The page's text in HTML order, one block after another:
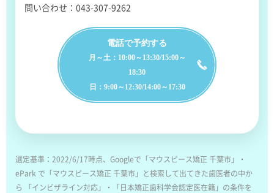
問い合わせ：043-307-9262
電話で予約する
月～土：10:00～13:30/15:00～
18:30
日：9:00～12:30/14:00～17:30
選定基準：2022/6/17時点、Googleで「マウスピース矯正 千葉市」・
ePark で「マウスピース矯正 千葉市」と検索して出てきた歯医者の中か
ら 「インビザライン対応」・「日本矯正歯科学会認定医在籍」の条件を